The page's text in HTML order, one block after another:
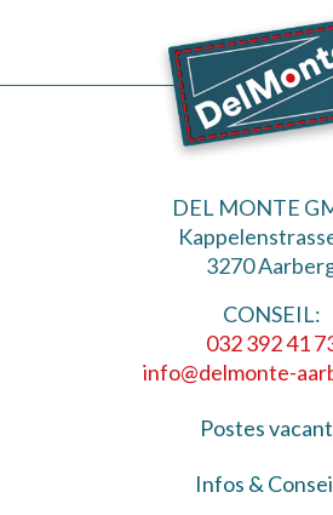
DEL MONTE
3270
CONSEIL:
032 392 41
info@delmonte-
Postes
Infos &